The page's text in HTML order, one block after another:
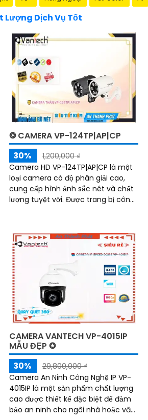
Dịch Vụ Tốt
❂ CAMERA VP-124TP|AP|CP
30%
1,200,000 ₫
Camera HD VP-124TP|AP|CP là một
loại camera có độ phân giải cao,
cung cấp hình ảnh sắc nét và chất
lượng tuyệt vời. Được trang bị công
CAMERA VANTECH VP-4015IP
MẪU ĐẸP ✪
30%
29,800,000 ₫
Camera An Ninh Công Nghệ IP VP-
4015IP là một sản phẩm chất lượng
cao được thiết kế đặc biệt để đảm
bảo an ninh cho ngôi nhà hoặc văn